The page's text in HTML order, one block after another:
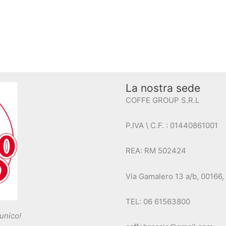
La nostra sede
COFFE GROUP S.R.L
P.IVA \ C.F. : 01440861001
REA: RM 502424
Via Gamalero 13 a/b, 00166,
TEL: 06 61563800